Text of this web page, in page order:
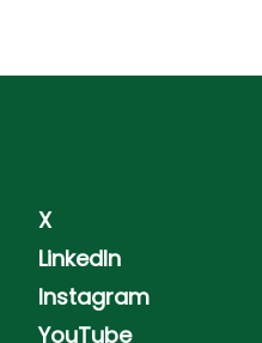
X
LinkedIn
Instagram
YouTube